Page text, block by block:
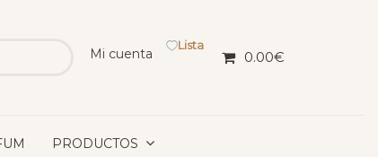
Mi cuenta
Lista
0.00€
PRODUCTOS